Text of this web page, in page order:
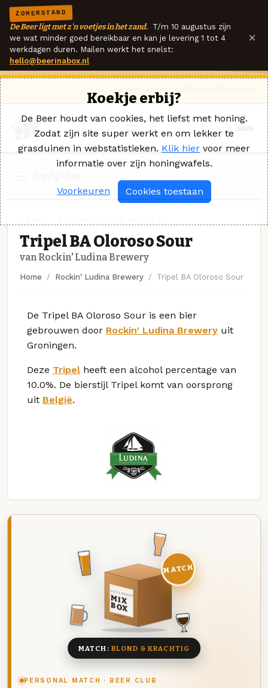
ZOMERSTAND
De Beer ligt met z'n voetjes in het zand. T/m 10 augustus zijn
we wat minder goed bereikbaar en kan je levering 1 tot 4
werkdagen duren. Mailen werkt het snelst:
hello@beerinabox.nl
×
Tripel BA Oloroso Sour
van Rockin' Ludina Brewery
Home Rockin' Ludina Brewery Tripel BA Oloroso Sour
De Tripel BA Oloroso Sour is een bier
gebrouwen door Rockin' Ludina Brewery uit
Groningen.
Deze Tripel heeft een alcohol percentage van
10.0%. De bierstijl Tripel komt van oorsprong
uit België.
PERSONAL MATCH · BEER CLUB
DEZE MAAND
MIX
BOX
8 BIEREN
MATCH
MATCH: BLOND & KRACHTIG
Koekje erbij?
De Beer houdt van cookies, het liefst met honing.
Zodat zijn site super werkt en om lekker te
grasduinen in webstatistieken. Klik hier voor meer
informatie over zijn honingwafels.
Voorkeuren Cookies toestaan